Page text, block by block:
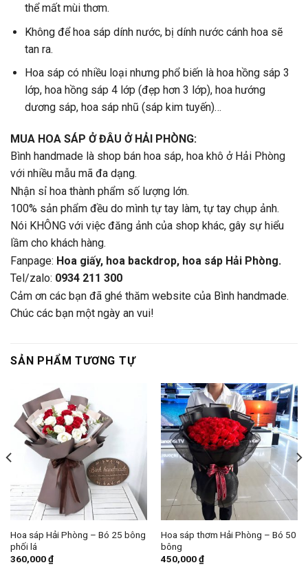
thể mất mùi thơm.
Không để hoa sáp dính nước, bị dính nước cánh hoa sẽ
tan ra.
Hoa sáp có nhiều loại nhưng phổ biến là hoa hồng sáp 3
lớp, hoa hồng sáp 4 lớp (đẹp hơn 3 lớp), hoa hướng
dương sáp, hoa sáp nhũ (sáp kim tuyến)…
MUA HOA SÁP Ở ĐÂU Ở HẢI PHÒNG:
Bình handmade là shop bán hoa sáp, hoa khô ở Hải Phòng
với nhiều mẫu mã đa dạng.
Nhận sỉ hoa thành phẩm số lượng lớn.
100% sản phẩm đều do mình tự tay làm, tự tay chụp ảnh.
Nói KHÔNG với việc đăng ảnh của shop khác, gây sự hiểu
lầm cho khách hàng.
Fanpage: Hoa giấy, hoa backdrop, hoa sáp Hải Phòng.
Tel/zalo: 0934 211 300
Cảm ơn các bạn đã ghé thăm website của Bình handmade.
Chúc các bạn một ngày an vui!
SẢN PHẨM TƯƠNG TỰ
Hoa sáp Hải Phòng – Bó 25 bông
phối lá
360,000₫
Hoa sáp thơm Hải Phòng – Bó 50
bông
450,000₫